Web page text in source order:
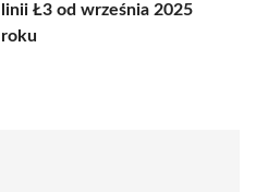
linii Ł3 od września 2025
roku